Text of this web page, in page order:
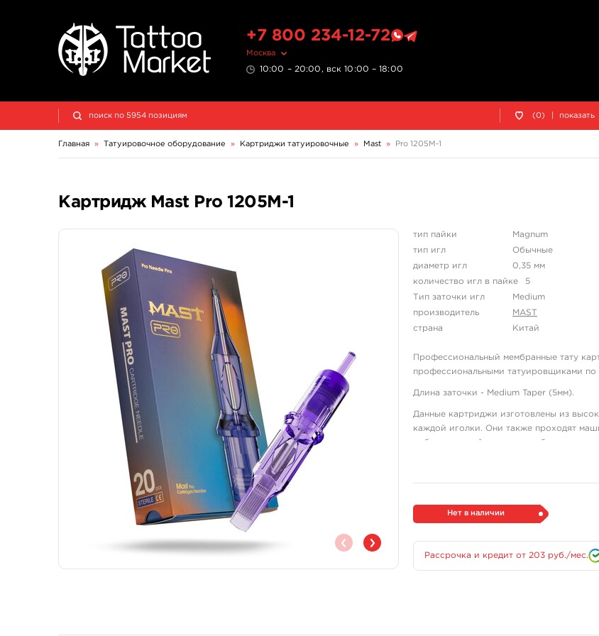
+7 800 234-12-72
Москва
10:00 – 20:00, вск 10:00 – 18:00
(0) показать
Главная » Татуировочное оборудование » Картриджи татуировочные » Mast » Pro 1205M-1
Картридж Mast Pro 1205M-1
тип пайки
Magnum
тип игл
Обычные
диаметр игл
0,35 мм
количество игл в пайке
5
Тип заточки игл
Medium
производитель
MAST
страна
Китай
Профессиональный мембранные тату
профессиональными татуировщиками по
Длина заточки - Medium Taper (5мм).
Данные картриджи изготовлены из
каждой иголки. Они также проходят
работе с кожей клиента, стабильному
Каждая деталь картриджей MAST Pro
Основная особенность MAST Pro
Каждый картридж упакован в
Нет в наличии
Рассрочка и кредит от 203 руб./мес.